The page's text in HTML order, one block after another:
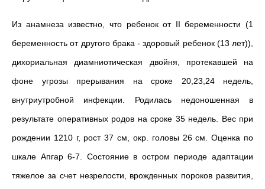
Из анамнеза известно, что ребенок от II беременности (1
беременность от другого брака - здоровый ребенок (13 лет)),
дихориальная диамниотическая двойня, протекавшей на
фоне угрозы прерывания на сроке 20,23,24 недель,
внутриутробной инфекции. Родилась недоношенная в
результате оперативных родов на сроке 35 недель. Вес при
рождении 1210 г, рост 37 см, окр. головы 26 см. Оценка по
шкале Апгар 6-7. Состояние в остром периоде адаптации
тяжелое за счет незрелости, врожденных пороков развития,